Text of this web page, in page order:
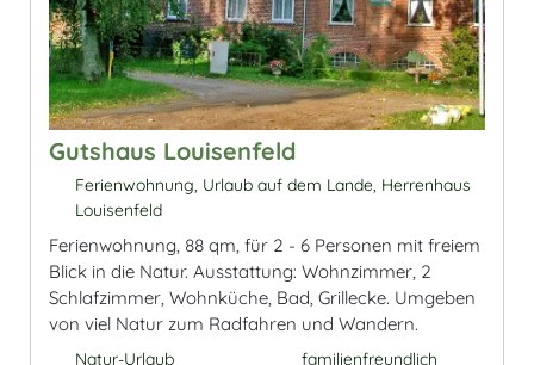
Gutshaus Louisenfeld
Ferienwohnung, Urlaub auf dem Lande, Herrenhaus
Louisenfeld
Ferienwohnung, 88 qm, für 2 - 6 Personen mit freiem
Blick in die Natur. Ausstattung: Wohnzimmer, 2
Schlafzimmer, Wohnküche, Bad, Grillecke. Umgeben
von viel Natur zum Radfahren und Wandern.
Natur-Urlaub familienfreundlich